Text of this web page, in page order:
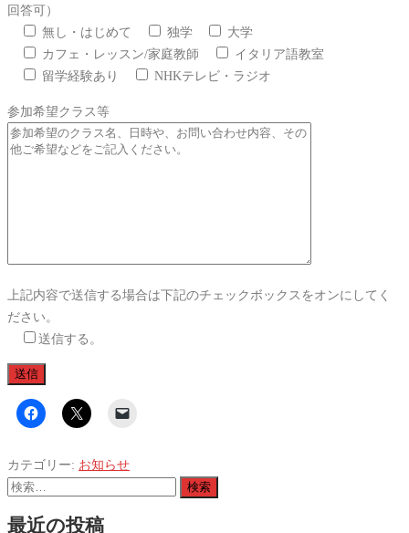
回答可）
無し・はじめて
独学
大学
カフェ・レッスン/家庭教師
イタリア語教室
留学経験あり
NHKテレビ・ラジオ
参加希望クラス等
上記内容で送信する場合は下記のチェックボックスをオンにしてく
ださい。
送信する。
カテゴリー: お知らせ
検
最近の投稿